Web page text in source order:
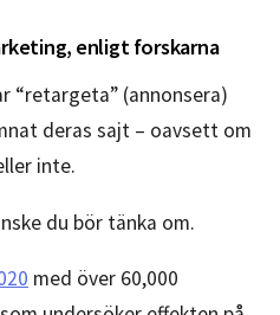
enligt forskarna
“retargeta” (annonsera)
deras sajt – oavsett om
inte.
du bör tänka om.
med över 60,000